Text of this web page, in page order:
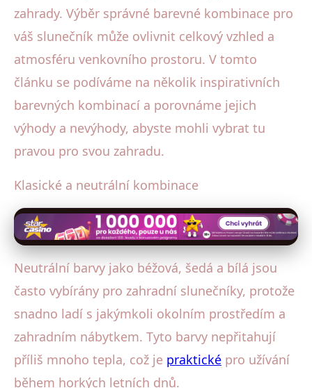
zahrady. Výběr správné barevné kombinace pro
váš slunečník může ovlivnit celkový vzhled a
atmosféru venkovního prostoru. V tomto
článku se podíváme na několik inspirativních
barevných kombinací a porovnáme jejich
výhody a nevýhody, abyste mohli vybrat tu
pravou pro svou zahradu.
Klasické a neutrální kombinace
Neutrální barvy jako béžová, šedá a bílá jsou
často vybírány pro zahradní slunečníky, protože
snadno ladí s jakýmkoli okolním prostředím a
zahradním nábytkem. Tyto barvy nepřitahují
příliš mnoho tepla, což je praktické pro užívání
během horkých letních dnů.